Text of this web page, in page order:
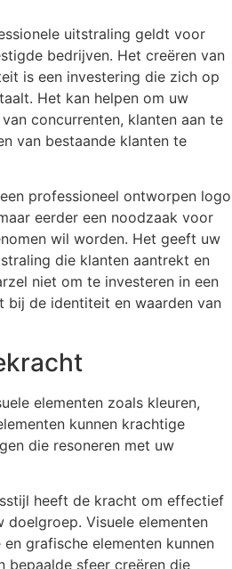
uitstraling geldt voor
bedrijven. Het creëren van
is een investering die zich op
Het kan helpen om uw
concurrenten, klanten aan te
van bestaande klanten te
professioneel ontworpen logo
eerder een noodzaak voor
wil worden. Het geeft uw
die klanten aantrekt en
niet om te investeren in een
bij de identiteit en waarden van
elementen zoals kleuren,
kunnen krachtige
die resoneren met uw
heeft de kracht om effectief
doelgroep. Visuele elementen
grafische elementen kunnen
bepaalde sfeer creëren die